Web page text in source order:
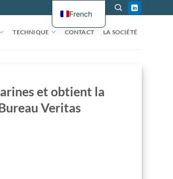
TECHNIQUE CONTACT LA SOCIÉTÉ
et obtient la
Veritas
French